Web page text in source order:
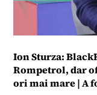
Ion Sturza:
Rompetrol, dar
ori mai mare | A